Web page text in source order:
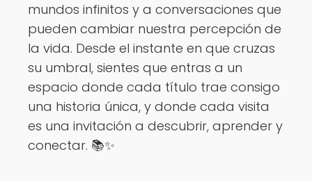
mundos infinitos y a conversaciones que
pueden cambiar nuestra percepción de
la vida. Desde el instante en que cruzas
su umbral, sientes que entras a un
espacio donde cada título trae consigo
una historia única, y donde cada visita
es una invitación a descubrir, aprender y
conectar. 📚✨